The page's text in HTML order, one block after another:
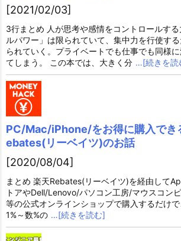
[2021/02/03]
3行まとめ 人が思考や感情をコントロールする
ルパワー」は限られていて、集中力を行使す
られていく。プライベートでも仕事でも同様
てしまう。 この本では、大きく分 …[続きを読
PC/Mac/iPhone/をお得に購入でき
ebates(リーベイツ)のお話
[2020/08/04]
まとめ 楽天Rebates(リーベイツ)を経由して
トアやDell/Lenovo/パソコン工房/マウスコン
等の公式オンラインショップで購入するだけ
1%～数%の …[続きを読む]